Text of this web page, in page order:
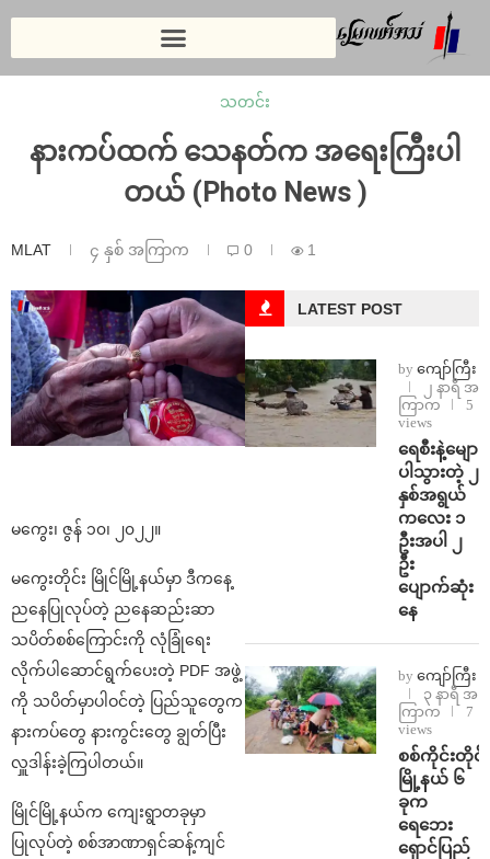
သတင်း
နားကပ်ထက် သေနတ်က အရေးကြီးပါ
တယ် (Photo News )
MLAT ၄ နှစ် အကြာက 0 1
မကွေး၊ ဇွန် ၁၀၊ ၂၀၂၂။
မကွေးတိုင်း မြိုင်မြို့နယ်မှာ ဒီကနေ့
ညနေပြုလုပ်တဲ့ ညနေဆည်းဆာ
သပိတ်စစ်ကြောင်းကို လုံခြုံရေး
လိုက်ပါဆောင်ရွက်ပေးတဲ့ PDF အဖွဲ့
ကို သပိတ်မှာပါဝင်တဲ့ ပြည်သူတွေက
နားကပ်တွေ နားကွင်းတွေ ချွတ်ပြီး
လှူဒါန်းခဲ့ကြပါတယ်။
မြိုင်မြို့နယ်က ကျေးရွာတခုမှာ
ပြုလုပ်တဲ့ စစ်အာဏာရှင်ဆန့်ကျင်
LATEST POST
by ကျော်ကြီး
၂ နာရီ အ
ကြာက
5
views
ရေစီးနဲ့မျော
ပါသွားတဲ့ ၂
နှစ်အရွယ်
ကလေး ၁
ဦးအပါ ၂
ဦး
ပျောက်ဆုံး
နေ
by ကျော်ကြီး
၃ နာရီ အ
ကြာက
7
views
စစ်ကိုင်းတိုင်း
မြို့နယ် ၆
ခုက
ရေဘေး
ရှောင်ပြည်